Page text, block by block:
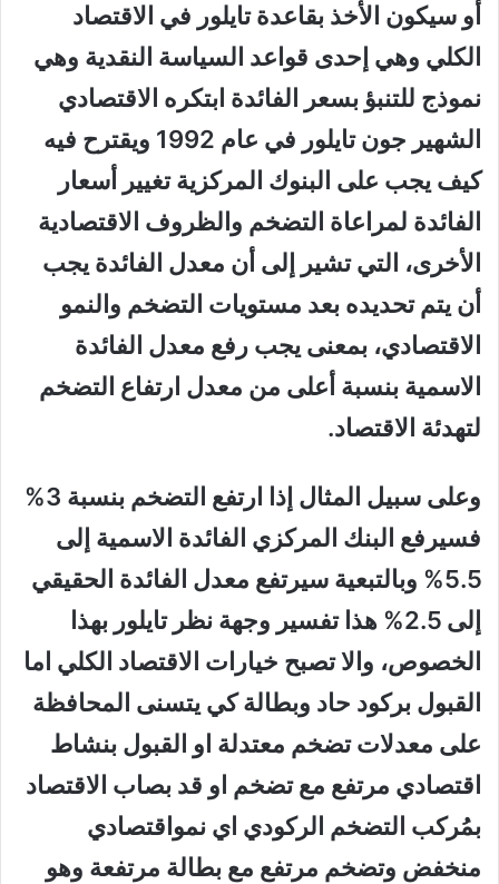
أو سيكون الأخذ بقاعدة تايلور في الاقتصاد
الكلي وهي إحدى قواعد السياسة النقدية وهي
نموذج للتنبؤ بسعر الفائدة ابتكره الاقتصادي
الشهير جون تايلور في عام 1992 ويقترح فيه
كيف يجب على البنوك المركزية تغيير أسعار
الفائدة لمراعاة التضخم والظروف الاقتصادية
الأخرى، التي تشير إلى أن معدل الفائدة يجب
أن يتم تحديده بعد مستويات التضخم والنمو
الاقتصادي، بمعنى يجب رفع معدل الفائدة
الاسمية بنسبة أعلى من معدل ارتفاع التضخم
لتهدئة الاقتصاد.
وعلى سبيل المثال إذا ارتفع التضخم بنسبة 3%
فسيرفع البنك المركزي الفائدة الاسمية إلى
5.5% وبالتبعية سيرتفع معدل الفائدة الحقيقي
إلى 2.5% هذا تفسير وجهة نظر تايلور بهذا
الخصوص، والا تصبح خيارات الاقتصاد الكلي اما
القبول بركود حاد وبطالة كي يتسنى المحافظة
على معدلات تضخم معتدلة او القبول بنشاط
اقتصادي مرتفع مع تضخم او قد بصاب الاقتصاد
بمُركب التضخم الركودي اي نمواقتصادي
منخفض وتضخم مرتفع مع بطالة مرتفعة وهو